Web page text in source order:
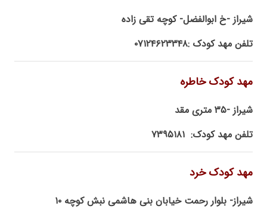
شیراز -خ ابوالفضل- کوچه تقی زاده
تلفن مهد کودک :۰۷۱۲۴۶۲۳۳۴۸
مهد کودک خاطره
شیراز -۳۵ متری مقد
تلفن مهد کودک: ۷۳۹۵۱۸۱
مهد کودک خرد
شیراز- بلوار رحمت خیابان بنی هاشمی نبش کوچه ۱۰